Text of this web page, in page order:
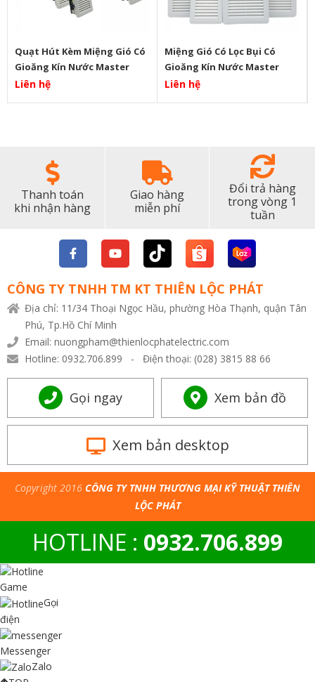
Quạt Hút Kèm Miệng Gió Có
Gioăng Kín Nước Master
Liên hệ
Miệng Gió Có Lọc Bụi Có
Gioăng Kín Nước Master
Liên hệ
Thanh toán
khi nhận hàng
Giao hàng
miễn phí
Đổi trả hàng
trong vòng 1
tuần
CÔNG TY TNHH TM KT THIÊN LỘC PHÁT
Địa chỉ: 11/34 Thoại Ngọc Hầu, phường Hòa Thạnh, quận Tân
Phú, Tp.Hồ Chí Minh
Email: nuongpham@thienlocphatelectric.com
Hotline: 0932.706.899 - Điện thoại: (028) 3815 88 66
Gọi ngay Xem bản đồ
Xem bản desktop
Copyright 2016 CÔNG TY TNHH THƯƠNG MẠI KỸ THUẬT THIÊN
LỘC PHÁT
HOTLINE : 0932.706.899
Game
Gọi
điện
Messenger
Zalo